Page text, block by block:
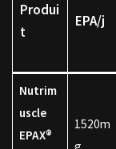
Produi
t
EPA/j
Nutrim
uscle
EPAX®
1520m